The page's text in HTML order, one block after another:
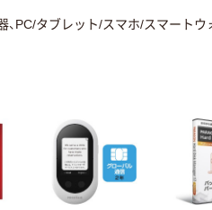
PC/タブレット/スマホ/スマート